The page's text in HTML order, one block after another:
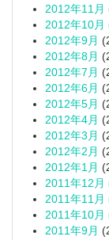
2012年11月
2012年10月
2012年9月
2012年8月
2012年7月
2012年6月
2012年5月
2012年4月
2012年3月
2012年2月
2012年1月
2011年12月
2011年11月
2011年10月
2011年9月